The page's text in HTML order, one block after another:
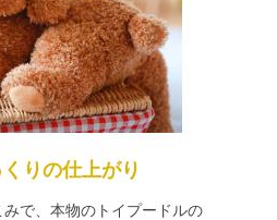
りの仕上がり
で、本物のトイプードルの